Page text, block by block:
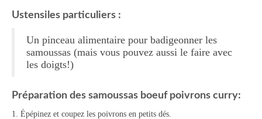
Clafoutis Crèmes Flans
Crumbles Gâteaux secs Sablés
Friandises Mignardises
Panna cotta Tiramisu
Ustensiles particuliers :
Un pinceau alimentaire pour badigeonner les
samoussas (mais vous pouvez aussi le faire avec
les doigts!)
Préparation des samoussas boeuf poivrons curry:
1. Épépinez et coupez les poivrons en petits dés.